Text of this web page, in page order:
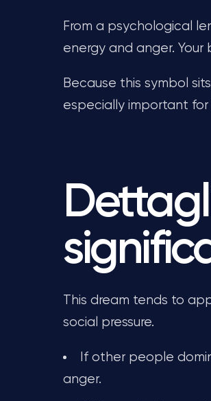
From a psychological
energy and anger.
Because this symbol
especially important
This dream tends to
social pressure.
If other people
anger.